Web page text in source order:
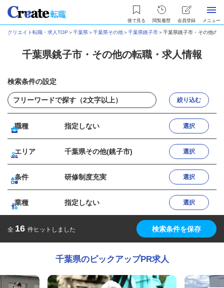
後で見る 閲覧履歴 会員登録 メニュー
クリエイト転職・求人TOP ＞千葉県＞千葉県その他＞千葉県銚子市＞千葉県銚子市・その他の
千葉県銚子市・その他の転職・求人情報
検索条件の設定
絞り込む
職種 指定しない 選択
エリア 千葉県その他(銚子市) 選択
条件 研修制度充実 選択
業種 指定しない 選択
全 16 件ヒットしました 検索条件を保存
千葉県のピックアップPR求人